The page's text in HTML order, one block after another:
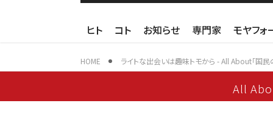
ヒト コト お知らせ 専門家 モヤフ
HOME ライトな出会いは趣味トモから - All About「国
All